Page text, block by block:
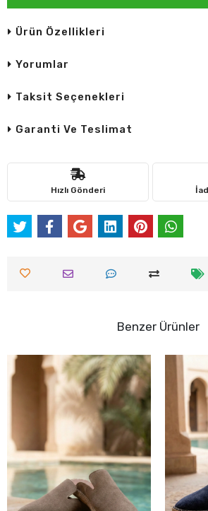
Ürün Özellikleri
Yorumlar
Taksit Seçenekleri
Garanti Ve Teslimat
Hızlı Gönderi
Benzer Ürünler